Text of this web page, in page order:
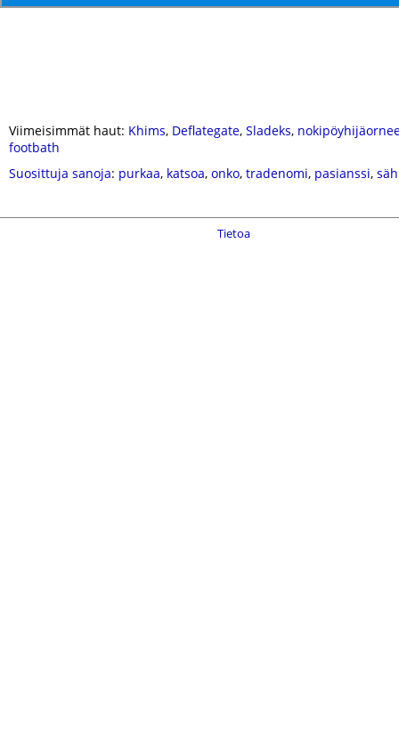
Viimeisimmät haut: Khims, Deflategate, Sladeks,
footbath
Suosittuja sanoja: purkaa, katsoa, onko, tradenomi, pasianssi,
Tietoa